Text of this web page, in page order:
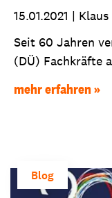
15.01.2021 |
Seit 60 Jahren
(DÜ) Fachkräfte
mehr erfahren
Blog